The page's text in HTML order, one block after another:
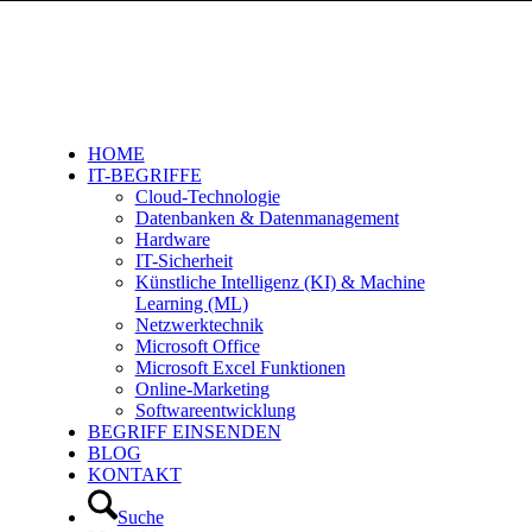
HOME
IT-BEGRIFFE
Cloud-Technologie
Datenbanken & Datenmanagement
Hardware
IT-Sicherheit
Künstliche Intelligenz (KI) & Machine
Learning (ML)
Netzwerktechnik
Microsoft Office
Microsoft Excel Funktionen
Online-Marketing
Softwareentwicklung
BEGRIFF EINSENDEN
BLOG
KONTAKT
Suche